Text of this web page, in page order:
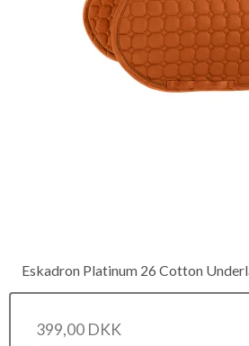
Eskadron Platinum 26 Cotton
399,00 DKK